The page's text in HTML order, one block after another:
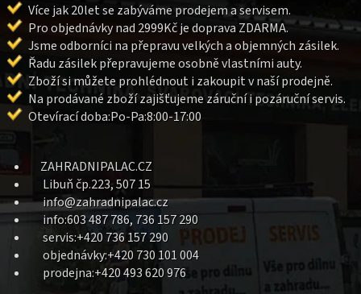
Více jak 20let se zabýváme prodejem a servisem.
Pro objednávky nad 2999Kč je doprava ZDARMA.
Jsme odborníci na přepravu velkých a objemných zásilek.
Řadu zásilek přepravujeme osobně vlastními auty.
Zboží si můžete prohlédnout i zakoupit v naší prodejně.
Na prodávané zboží zajišťujeme záruční i pozáruční servis.
Otevírací doba:Po-Pa:8:00-17:00
ZAHRADNIPALAC.CZ
Libuň čp.223, 507 15
info@zahradnipalac.cz
info:603 487 786, 736 157 290
servis:+420 736 157 290
objednávky:+420 730 101 004
prodejna:+420 493 620 976